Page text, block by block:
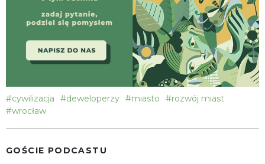
#cywilizacja #deweloperzy #miasto
#rozwój miast
#wrocław
GOŚCIE PODCASTU